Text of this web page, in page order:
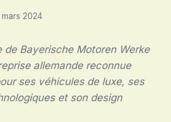
mars 2024
de Bayerische Motoren Werke
allemande reconnue
ses véhicules de luxe, ses
et son design